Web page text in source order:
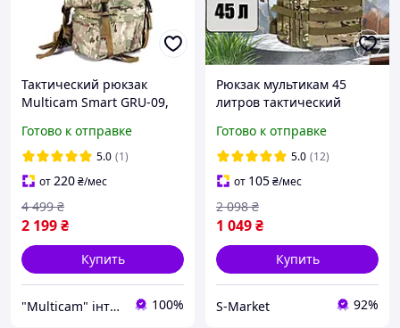
Тактический рюкзак
Multicam Smart GRU-09,
мультикам, для ЗСУ
Готово к отправке
5.0 (1)
от220₴/мес
2 199₴
4 499 ₴
Купить
"Multicam" інтернет магазин 100%
Рюкзак мультикам 45
литров тактический
водонепроницаемый
армейский штурмовой
для военных зсу
Готово к отправке
5.0 (12)
от 105₴/мес
1 049₴
2 098 ₴
Купить
S-Market 92%